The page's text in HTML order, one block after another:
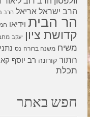
הרב ישראל אריאל הרב
הר הבית וידיאו
קדושת ציון יעקב
משיח משנה ברורה נס
התור קורונה רב יוסף
תכלת
חפש באתר